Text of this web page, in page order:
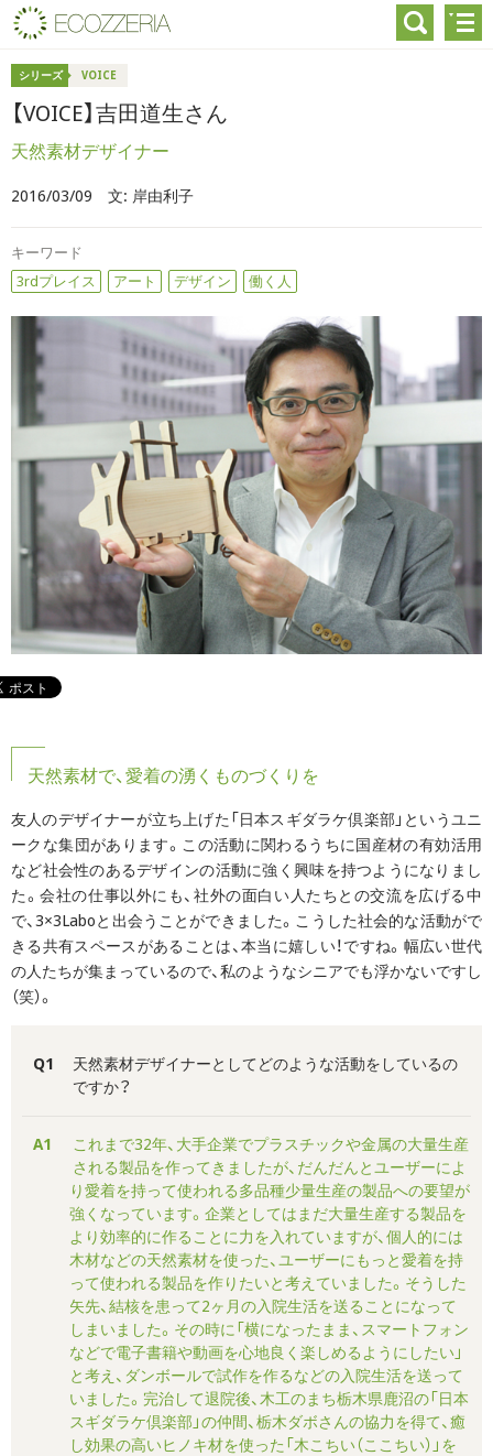
シリーズ VOICE
【VOICE】吉田道生さん
天然素材デザイナー
2016/03/09 文: 岸由利子
キーワード
3rdプレイス
アート デザイン 働く人
天然素材で、愛着の湧くものづくりを
友人のデザイナーが立ち上げた「日本スギダラケ倶楽部」というユニ
ークな集団があります。この活動に関わるうちに国産材の有効活用
など社会性のあるデザインの活動に強く興味を持つようになりまし
た。会社の仕事以外にも、社外の面白い人たちとの交流を広げる中
で、3×3Laboと出会うことができました。こうした社会的な活動がで
きる共有スペースがあることは、本当に嬉しい！ですね。幅広い世代
の人たちが集まっているので、私のようなシニアでも浮かないですし
（笑）。
Q1
天然素材デザイナーとしてどのような活動をしているの
ですか？
A1
これまで32年、大手企業でプラスチックや金属の大量生産
される製品を作ってきましたが、だんだんとユーザーによ
り愛着を持って使われる多品種少量生産の製品への要望が
強くなっています。企業としてはまだ大量生産する製品を
より効率的に作ることに力を入れていますが、個人的には
木材などの天然素材を使った、ユーザーにもっと愛着を持
って使われる製品を作りたいと考えていました。そうした
矢先、結核を患って2ヶ月の入院生活を送ることになって
しまいました。その時に「横になったまま、スマートフォン
などで電子書籍や動画を心地良く楽しめるようにしたい」
と考え、ダンボールで試作を作るなどの入院生活を送って
いました。完治して退院後、木工のまち栃木県鹿沼の「日本
スギダラケ倶楽部」の仲間、栃木ダボさんの協力を得て、癒
し効果の高いヒノキ材を使った「木こちい（ここちい）」を